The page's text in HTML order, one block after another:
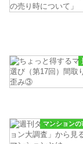
マンションの